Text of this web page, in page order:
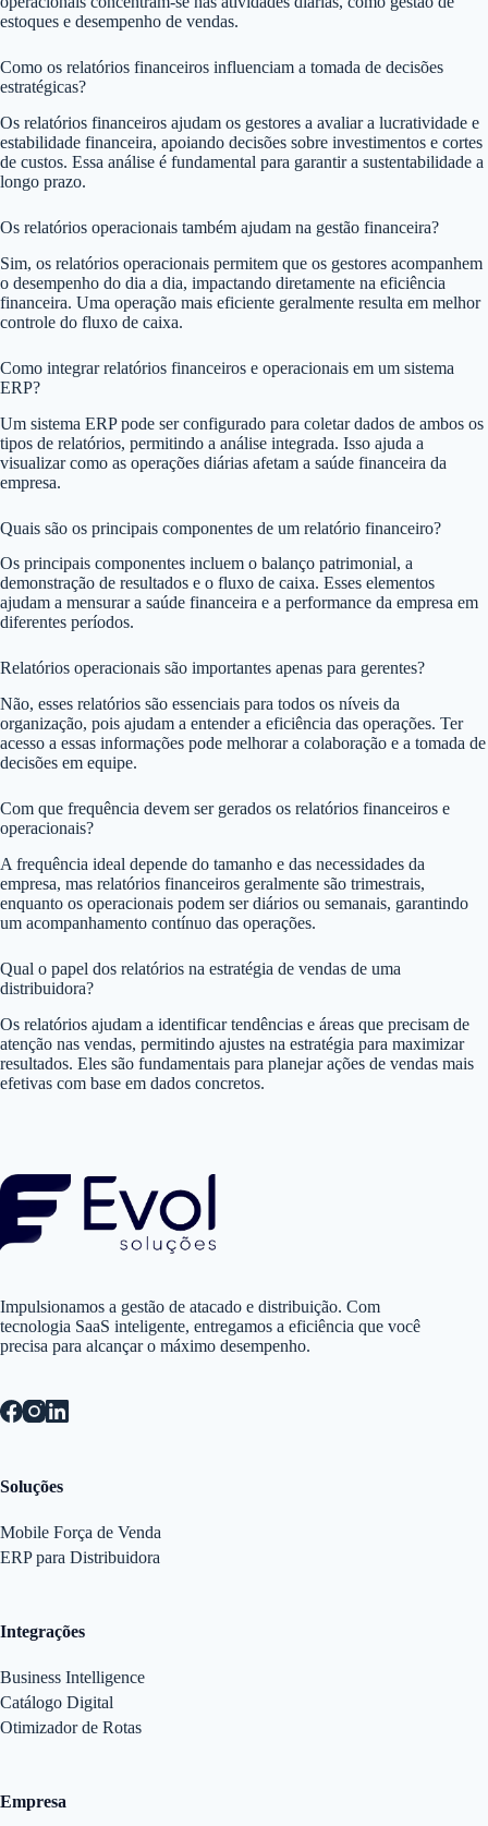
estoques e desempenho de vendas.
Como os relatórios financeiros influenciam a tomada de decisões
estratégicas?
Os relatórios financeiros ajudam os gestores a avaliar a lucratividade e
estabilidade financeira, apoiando decisões sobre investimentos e cortes
de custos. Essa análise é fundamental para garantir a sustentabilidade a
longo prazo.
Os relatórios operacionais também ajudam na gestão financeira?
Sim, os relatórios operacionais permitem que os gestores acompanhem
o desempenho do dia a dia, impactando diretamente na eficiência
financeira. Uma operação mais eficiente geralmente resulta em melhor
controle do fluxo de caixa.
Como integrar relatórios financeiros e operacionais em um sistema
ERP?
Um sistema ERP pode ser configurado para coletar dados de ambos os
tipos de relatórios, permitindo a análise integrada. Isso ajuda a
visualizar como as operações diárias afetam a saúde financeira da
empresa.
Quais são os principais componentes de um relatório financeiro?
Os principais componentes incluem o balanço patrimonial, a
demonstração de resultados e o fluxo de caixa. Esses elementos
ajudam a mensurar a saúde financeira e a performance da empresa em
diferentes períodos.
Relatórios operacionais são importantes apenas para gerentes?
Não, esses relatórios são essenciais para todos os níveis da
organização, pois ajudam a entender a eficiência das operações. Ter
acesso a essas informações pode melhorar a colaboração e a tomada de
decisões em equipe.
Com que frequência devem ser gerados os relatórios financeiros e
operacionais?
A frequência ideal depende do tamanho e das necessidades da
empresa, mas relatórios financeiros geralmente são trimestrais,
enquanto os operacionais podem ser diários ou semanais, garantindo
um acompanhamento contínuo das operações.
Qual o papel dos relatórios na estratégia de vendas de uma
distribuidora?
Os relatórios ajudam a identificar tendências e áreas que precisam de
atenção nas vendas, permitindo ajustes na estratégia para maximizar
resultados. Eles são fundamentais para planejar ações de vendas mais
efetivas com base em dados concretos.
Impulsionamos a gestão de atacado e distribuição. Com
tecnologia SaaS inteligente, entregamos a eficiência que você
precisa para alcançar o máximo desempenho.
Soluções
Mobile Força de Venda
ERP para Distribuidora
Integrações
Business Intelligence
Catálogo Digital
Otimizador de Rotas
Empresa